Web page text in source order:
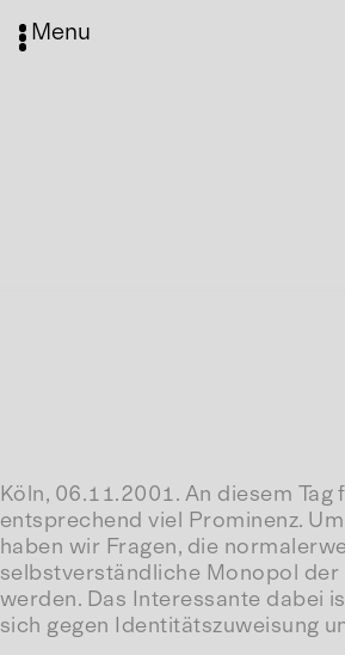
Menu
Köln, 06.11.2001. An diesem
entsprechend viel Prominenz.
haben wir Fragen, die
selbstverständliche Monopol der
werden. Das Interessante dabei
sich gegen Identitätszuweisung